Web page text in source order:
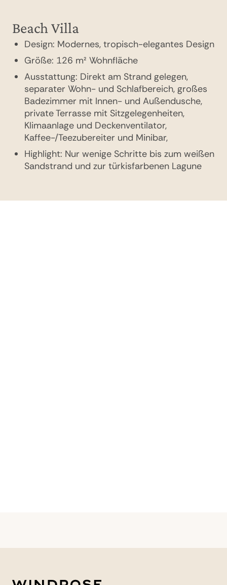
Beach Villa
Design: Modernes, tropisch-elegantes Design
Größe: 126 m² Wohnfläche
Ausstattung: Direkt am Strand gelegen,
separater Wohn- und Schlafbereich, großes
Badezimmer mit Innen- und Außendusche,
private Terrasse mit Sitzgelegenheiten,
Klimaanlage und Deckenventilator,
Kaffee-/Teezubereiter und Minibar,
Highlight: Nur wenige Schritte bis zum weißen
Sandstrand und zur türkisfarbenen Lagune
Beach Bungalow
Design: Stilvoller, tropischer Inselstil
Größe: 58 m² Wohnfläche
Ausstattung: Direkt am Strand gelegen,
offener Schlaf- und Wohnbereich,
Badezimmer mit Innen- und Außendusche,
private Veranda mit Sitzmöglichkeiten,
Klimaanlage und Deckenventilator,
Kaffee-/Teezubereiter
Highlight: Ruhige Lage inmitten tropischer
Vegetation mit direktem Zugang zum Strand